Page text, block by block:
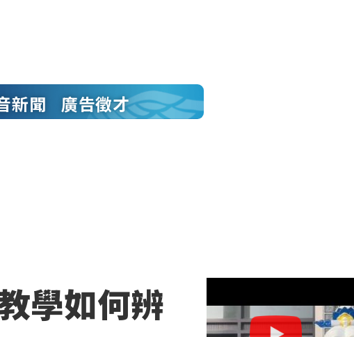
新聞 廣告徵才
學如何辨